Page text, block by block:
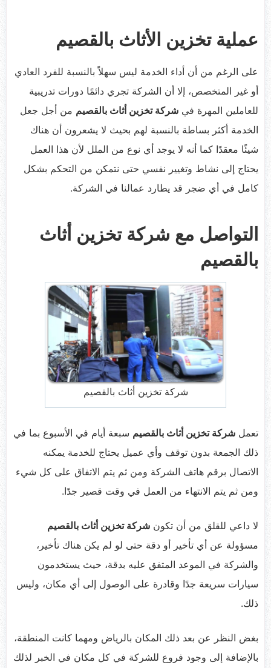
عملية تخزين الأثاث بالقصيم
على الرغم من أن أداء الخدمة ليس سهلاً بالنسبة للفرد العادي
أو غير المتخصص، إلا أن الشركة تجري دائمًا دورات تدريبية
للعاملين المهرة في شركة تخزين أثاث بالقصيم من أجل جعل
الخدمة أكثر بساطة بالنسبة لهم بحيث لا يشعرون أن هناك
شيئًا معقدًا كما أنه لا يوجد أي نوع من الملل لأن هذا العمل
يحتاج إلى نشاط وتغيير نفسي حتى نتمكن من التحكم بشكل
كامل في أي ضجر قد يطارد عمالنا في الشركة.
التواصل مع شركة تخزين أثاث
بالقصيم
شركة تخزين أثاث بالقصيم
تعمل شركة تخزين أثاث بالقصيم سبعة أيام في الأسبوع بما في
ذلك الجمعة بدون توقف وأي عميل يحتاج للخدمة يمكنه
الاتصال برقم هاتف الشركة ومن ثم يتم الاتفاق على كل شيء
ومن ثم يتم الانتهاء من العمل في وقت قصير جدًا.
لا داعي للقلق من أن تكون شركة تخزين أثاث بالقصيم
مسؤولة عن أي تأخير أو دقة حتى لو لم يكن هناك تأخير،
والشركة في الموعد المتفق عليه بدقة، حيث يستخدمون
سيارات سريعة جدًا وقادرة على الوصول إلى أي مكان، وليس
ذلك.
بغض النظر عن بعد ذلك المكان بالرياض ومهما كانت المنطقة،
بالإضافة إلى وجود فروع للشركة في كل مكان في الخبر لذلك